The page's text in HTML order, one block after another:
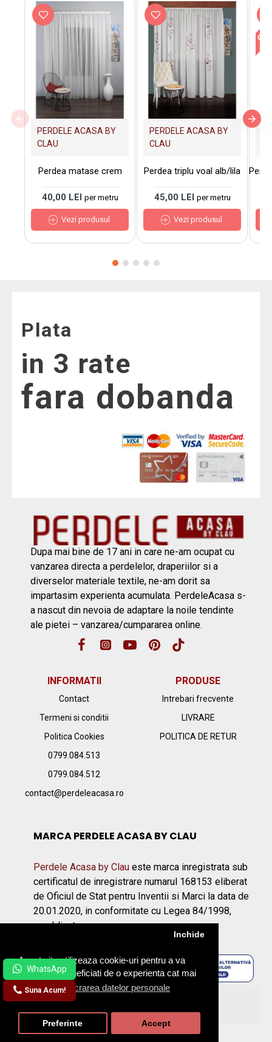
Acest site utilizeaza cookie-uri pentru a va
asigura ca beneficiati de o experienta cat mai
placuta.Prelucrarea datelor personale
Inchide
Preferinte Accept
PERDELE ACASA BY
CLAU
Perdea matase crem
40,00 LEI per metru
Vezi produsul
PERDELE ACASA BY
CLAU
Perdea triplu voal alb/lila
45,00 LEI per metru
Vezi produsul
Plata
in 3 rate
fara dobanda
Dupa mai bine de 17 ani in care ne-am ocupat cu
vanzarea directa a perdelelor, draperiilor si a
diverselor materiale textile, ne-am dorit sa
impartasim experienta acumulata. PerdeleAcasa s-
a nascut din nevoia de adaptare la noile tendinte
ale pietei – vanzarea/cumpararea online.
INFORMATII
Contact
Termeni si conditii
Politica Cookies
0799.084.513
0799.084.512
contact@perdeleacasa.ro
PRODUSE
Intrebari frecvente
LIVRARE
POLITICA DE RETUR
MARCA PERDELE ACASA BY CLAU
Perdele Acasa by Clau este marca inregistrata sub
certificatul de inregistrare numarul 168153 eliberat
de Oficiul de Stat pentru Inventii si Marci la data de
20.01.2020, in conformitate cu Legea 84/1998,
republicata.
Suna Acum!